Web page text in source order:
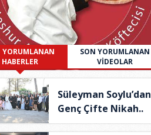
YORUMLANAN
HABERLER
SON YORUMLANAN
VİDEOLAR
Süleyman Soylu’dan
Genç Çifte Nikah..